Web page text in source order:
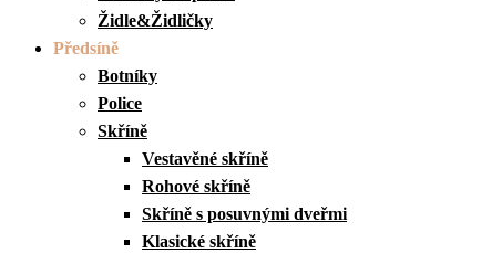
Židle&Židličky
Předsíně
Botníky
Police
Skříně
Vestavěné skříně
Rohové skříně
Skříně s posuvnými dveřmi
Klasické skříně